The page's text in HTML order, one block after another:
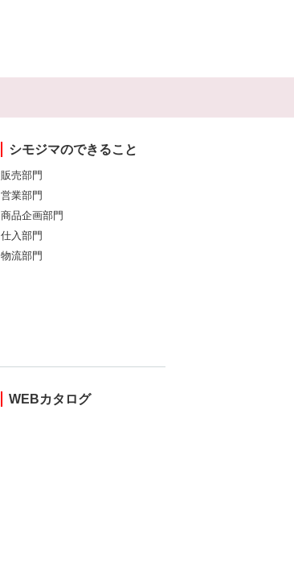
シモジマのできること
販売部門
営業部門
商品企画部門
仕入部門
物流部門
WEBカタログ